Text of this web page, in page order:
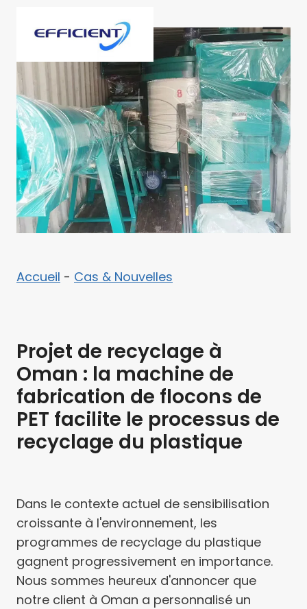
Accueil - Cas & Nouvelles
Projet de recyclage à
Oman : la machine de
fabrication de flocons de
PET facilite le processus de
recyclage du plastique
Dans le contexte actuel de sensibilisation
croissante à l'environnement, les
programmes de recyclage du plastique
gagnent progressivement en importance.
Nous sommes heureux d'annoncer que
notre client à Oman a personnalisé un